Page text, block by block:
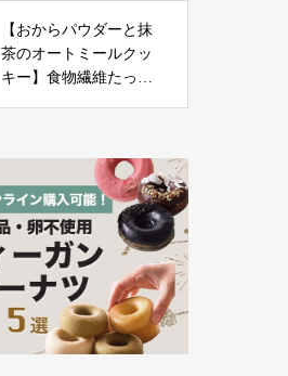
【おからパウダーと抹
茶のオートミールクッ
キー】食物繊維たっぷ